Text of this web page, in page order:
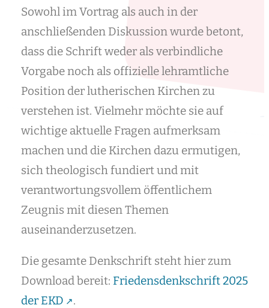
Sowohl im Vortrag als auch in der
anschließenden Diskussion wurde betont,
dass die Schrift weder als verbindliche
Vorgabe noch als offizielle lehramtliche
Position der lutherischen Kirchen zu
verstehen ist. Vielmehr möchte sie auf
wichtige aktuelle Fragen aufmerksam
machen und die Kirchen dazu ermutigen,
sich theologisch fundiert und mit
verantwortungsvollem öffentlichem
Zeugnis mit diesen Themen
auseinanderzusetzen.
Die gesamte Denkschrift steht hier zum
Download bereit: Friedensdenkschrift 2025
der EKD
.